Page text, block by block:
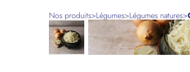
Nos produits>Légumes>Légumes natures>